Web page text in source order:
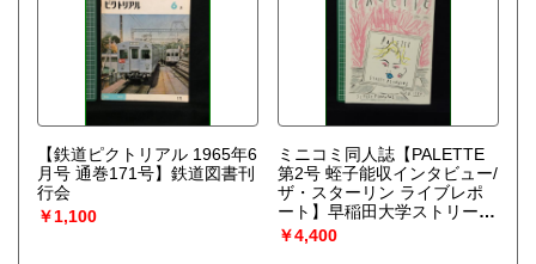
【鉄道ピクトリアル 1965年6
月号 通巻171号】鉄道図書刊
行会
￥1,100
ミニコミ同人誌【PALETTE
第2号 蛭子能収インタビュー/
ザ・スターリン ライブレポ
ート】早稲田大学ストリート
企画
￥4,400